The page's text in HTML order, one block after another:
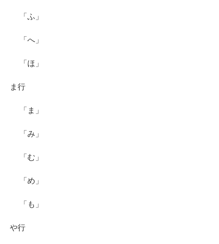
「ふ」
「へ」
「ほ」
ま行
「ま」
「み」
「む」
「め」
「も」
や行